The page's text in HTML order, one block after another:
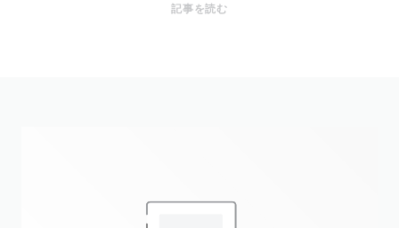
記事を読む